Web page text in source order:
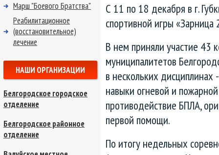
С 11 по 18 декабря в г.
спортивной игры «Зарница
В нем приняли участие 43
муниципалитетов
в нескольких дисциплинах
навыки огневой и
противодействие БПЛА,
первой помощи.
По итогу недельных
Марш "Боевого Братства"
Реабилитационное
(восстановительное)
лечение
НАШИ ОРГАНИЗАЦИИ
Белгородское городское
отделение
Белгородское районное
отделение